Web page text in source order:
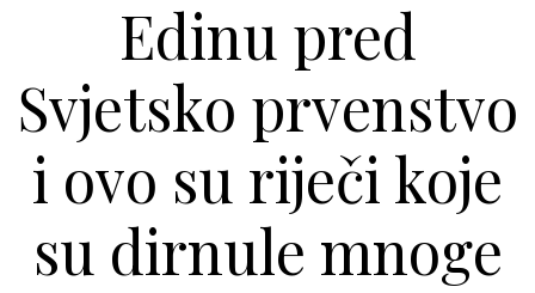
Edinu pred
Svjetsko prvenstvo
i ovo su riječi koje
su dirnule mnoge